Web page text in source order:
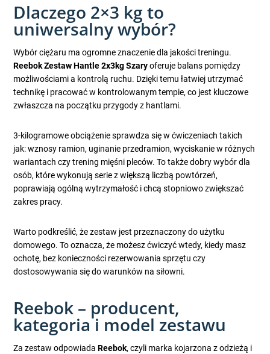
Dlaczego 2×3 kg to
uniwersalny wybór?
Wybór ciężaru ma ogromne znaczenie dla jakości treningu.
Reebok Zestaw Hantle 2x3kg Szaryoferuje balans pomiędzy
możliwościami a kontrolą ruchu. Dzięki temu łatwiej utrzymać
technikę i pracować w kontrolowanym tempie, co jest kluczowe
zwłaszcza na początku przygody z hantlami.
3-kilogramowe obciążenie sprawdza się w ćwiczeniach takich
jak: wznosy ramion, uginanie przedramion, wyciskanie w różnych
wariantach czy trening mięśni pleców. To także dobry wybór dla
osób, które wykonują serie z większą liczbą powtórzeń,
poprawiają ogólną wytrzymałość i chcą stopniowo zwiększać
zakres pracy.
Warto podkreślić, że zestaw jest przeznaczony do użytku
domowego. To oznacza, że możesz ćwiczyć wtedy, kiedy masz
ochotę, bez konieczności rezerwowania sprzętu czy
dostosowywania się do warunków na siłowni.
Reebok – producent,
kategoria i model zestawu
Za zestaw odpowiadaReebok, czyli marka kojarzona z odzieżą i